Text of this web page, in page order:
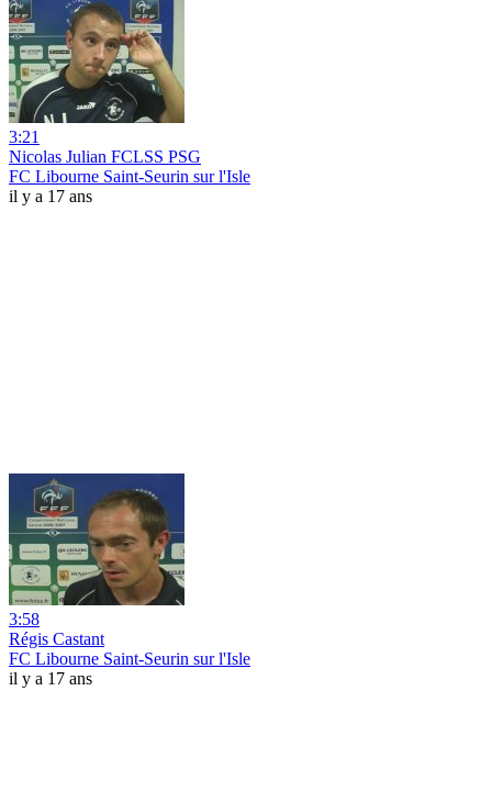
3:21
Nicolas Julian FCLSS PSG
FC Libourne Saint-Seurin sur l'Isle
il y a 17 ans
3:58
Régis Castant
FC Libourne Saint-Seurin sur l'Isle
il y a 17 ans